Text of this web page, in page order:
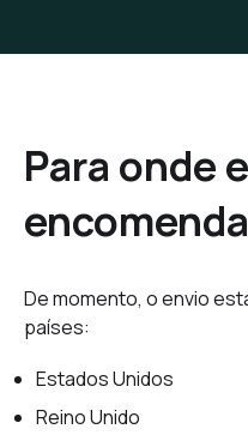
Para onde
De momento, o envio
países:
Estados Unidos
Reino Unido